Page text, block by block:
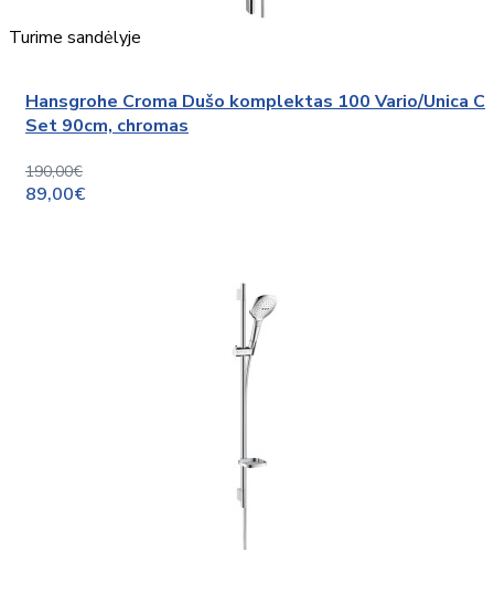
Turime sandėlyje
Hansgrohe Croma Dušo komplektas 100 Vario/Unica C
Set 90cm, chromas
190,00€
89,00€